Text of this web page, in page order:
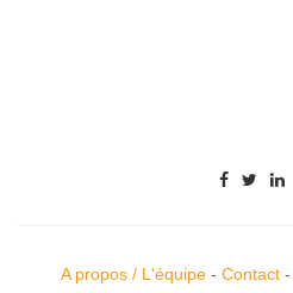
A propos / L'équipe- Contact-